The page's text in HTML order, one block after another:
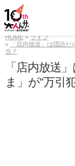
HOME
ライフ
「店内放送」は隠語
当？
「店内放送
ま」が“万引